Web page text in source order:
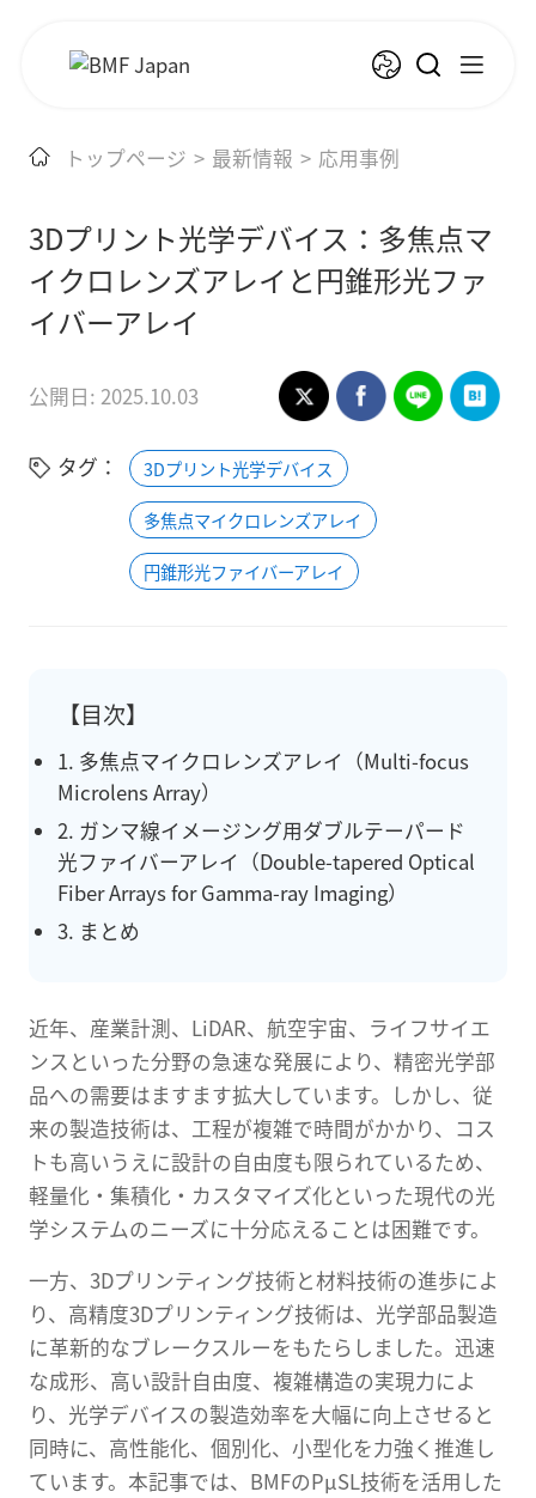
トップページ > 最新情報 > 応用事例
3Dプリント光学デバイス：多焦点マ
イクロレンズアレイと円錐形光ファ
イバーアレイ
公開日: 2025.10.03
タグ： 3Dプリント光学デバイス
多焦点マイクロレンズアレイ
円錐形光ファイバーアレイ
【目次】
1. 多焦点マイクロレンズアレイ（Multi-focus
Microlens Array）
2. ガンマ線イメージング用ダブルテーパード
光ファイバーアレイ（Double-tapered Optical
Fiber Arrays for Gamma-ray Imaging）
3. まとめ
近年、産業計測、LiDAR、航空宇宙、ライフサイエ
ンスといった分野の急速な発展により、精密光学部
品への需要はますます拡大しています。しかし、従
来の製造技術は、工程が複雑で時間がかかり、コス
トも高いうえに設計の自由度も限られているため、
軽量化・集積化・カスタマイズ化といった現代の光
学システムのニーズに十分応えることは困難です。
一方、3Dプリンティング技術と材料技術の進歩によ
り、高精度3Dプリンティング技術は、光学部品製造
に革新的なブレークスルーをもたらしました。迅速
な成形、高い設計自由度、複雑構造の実現力によ
り、光学デバイスの製造効率を大幅に向上させると
同時に、高性能化、個別化、小型化を力強く推進し
ています。本記事では、BMFのPμSL技術を活用した